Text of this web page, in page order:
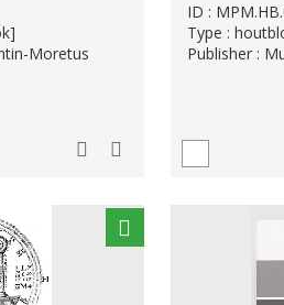
Moretus
ID :
Type :
Publisher :